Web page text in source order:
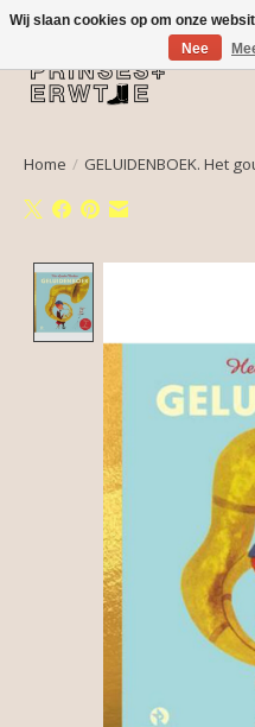
Home / GELUIDENBOEK. Het
Wij slaan cookies op om onze
Nee